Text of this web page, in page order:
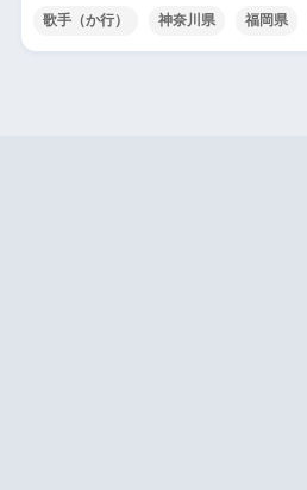
歌手（か行） 神奈川県 福岡県